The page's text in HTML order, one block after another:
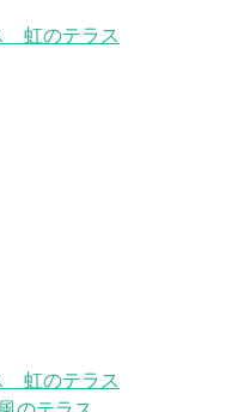
虹のテラス
虹のテラス